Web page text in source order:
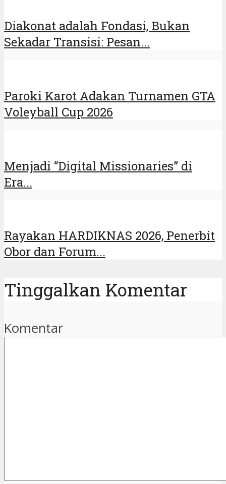
Diakonat adalah Fondasi, Bukan
Sekadar Transisi: Pesan...
Paroki Karot Adakan Turnamen GTA
Voleyball Cup 2026
Menjadi “Digital Missionaries” di
Era...
Rayakan HARDIKNAS 2026, Penerbit
Obor dan Forum...
Tinggalkan Komentar
Komentar